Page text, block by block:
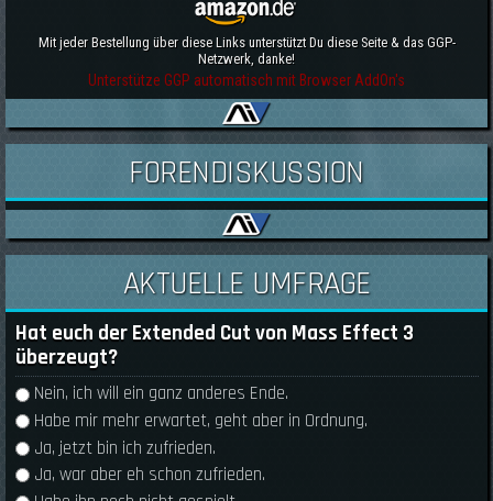
Mit jeder Bestellung über diese Links unterstützt Du diese Seite & das GGP-
Netzwerk, danke!
Unterstütze GGP automatisch mit Browser AddOn's
FORENDISKUSSION
AKTUELLE UMFRAGE
Hat euch der Extended Cut von Mass Effect 3
überzeugt?
Auswahlmöglichkeiten
Nein, ich will ein ganz anderes Ende.
Habe mir mehr erwartet, geht aber in Ordnung.
Ja, jetzt bin ich zufrieden.
Ja, war aber eh schon zufrieden.